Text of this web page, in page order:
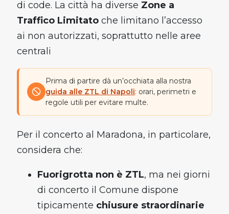
di code. La città ha diverse Zone a
Traffico Limitato che limitano l’accesso
ai non autorizzati, soprattutto nelle aree
centrali
Prima di partire dà un’occhiata alla nostra
guida alle ZTL di Napoli: orari, perimetri e
regole utili per evitare multe.
Per il concerto al Maradona, in particolare,
considera che:
Fuorigrotta non è ZTL, ma nei giorni
di concerto il Comune dispone
tipicamente chiusure straordinarie